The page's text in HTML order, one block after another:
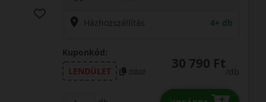
Házhozszállítás 4+ db
Kuponkód:
LENDÜLET
másol 30 790 Ft
/db